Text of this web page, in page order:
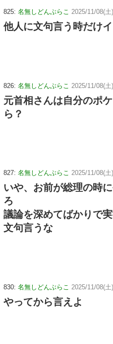
825: 名無しどんぶらこ 2025/11/08(
他人に文句言う時だけ
826: 名無しどんぶらこ 2025/11/08(
元首相さんは自分のポ
ら？
827: 名無しどんぶらこ 2025/11/08(
いや、お前が総理の時
ろ
議論を深めてばかりで
文句言うな
830: 名無しどんぶらこ 2025/11/08(
やってから言えよ